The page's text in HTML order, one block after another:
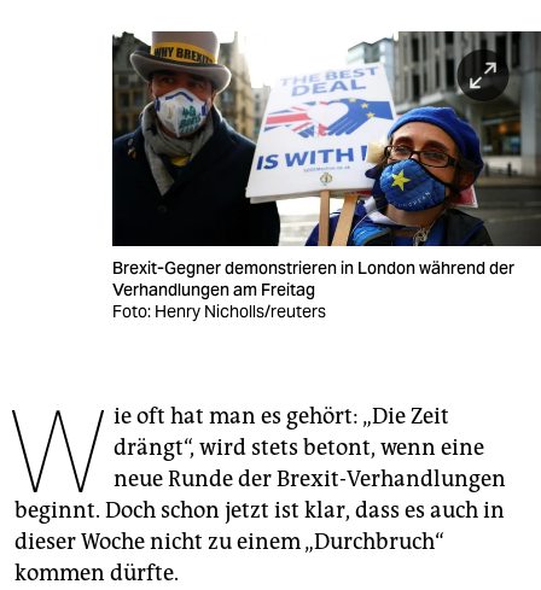
abo
genossenschaft
epaper login
Brexit-Gegner demonstrieren in London während der
Verhandlungen am Freitag
Foto: Henry Nicholls/reuters
W ie oft hat man es gehört: „Die Zeit
drängt“, wird stets betont, wenn eine
neue Runde der Brexit-Verhandlungen
beginnt. Doch schon jetzt ist klar, dass es auch in
dieser Woche nicht zu einem „Durchbruch“
kommen dürfte.